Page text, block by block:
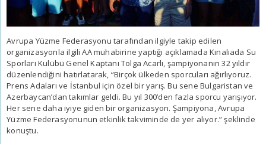
Avrupa Yüzme Federasyonu tarafından ilgiyle takip edilen
organizasyonla ilgili AA muhabirine yaptığı açıklamada Kınalıada Su
Sporları Kulübü Genel Kaptanı Tolga Acarlı, şampiyonanın 32 yıldır
düzenlendiğini hatırlatarak, “Birçok ülkeden sporcuları ağırlıyoruz.
Prens Adaları ve İstanbul için özel bir yarış. Bu sene Bulgaristan ve
Azerbaycan’dan takımlar geldi. Bu yıl 300’den fazla sporcu yarışıyor.
Her sene daha iyiye giden bir organizasyon. Şampiyona, Avrupa
Yüzme Federasyonunun etkinlik takviminde de yer alıyor.” şeklinde
konuştu.